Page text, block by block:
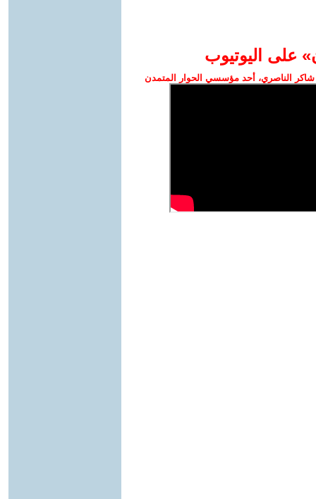
على اليوتيوب
الناصري، أحد مؤسسي الحوار المتمدن